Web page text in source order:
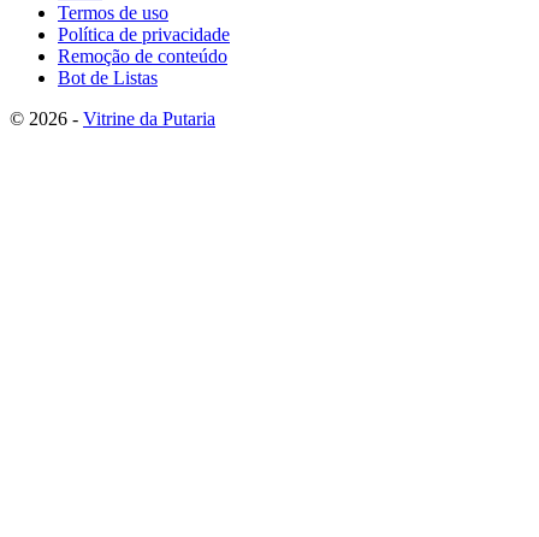
Termos de uso
Política de privacidade
Remoção de conteúdo
Bot de Listas
© 2026 - Vitrine da Putaria